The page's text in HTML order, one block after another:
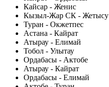
Кайсар - Женис
Кызыл-Жар СК - Жетысу
Туран - Окжетпес
Астана - Кайрат
Атырау - Елимай
Тобол - Улытау
Ордабасы - Актобе
Атырау - Кайрат
Ордабасы - Елимай